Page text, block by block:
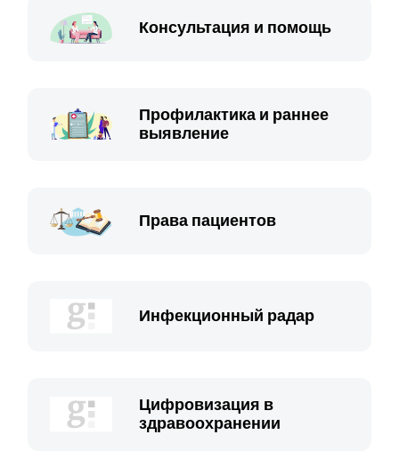
Консультация и помощь
Профилактика и раннее
выявление
Права пациентов
Инфекционный радар
Цифровизация в
здравоохранении